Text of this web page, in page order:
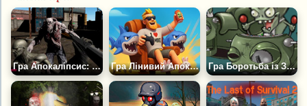
Гра Апокаліпсис: Зомбі Шутер Гра Лінивий Апокаліпсис: Захист Вежі Від Зомбі Гра Боротьба із Зомбі